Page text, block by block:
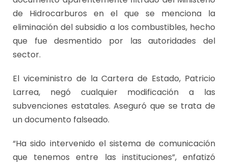
de Hidrocarburos en el que se menciona la
eliminación del subsidio a los combustibles, hecho
que fue desmentido por las autoridades del
sector.
El viceministro de la Cartera de Estado, Patricio
Larrea, negó cualquier modificación a las
subvenciones estatales. Aseguró que se trata de
un documento falseado.
“Ha sido intervenido el sistema de comunicación
que tenemos entre las instituciones”, enfatizó